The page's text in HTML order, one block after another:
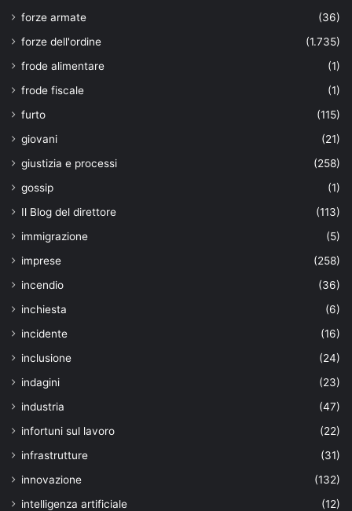
forze armate
(36)
forze dell'ordine
(1.735)
frode alimentare
(1)
frode fiscale
(1)
furto
(115)
giovani
(21)
giustizia e processi
(258)
gossip
(1)
Il Blog del direttore
(113)
immigrazione
(5)
imprese
(258)
incendio
(36)
inchiesta
(6)
incidente
(16)
inclusione
(24)
indagini
(23)
industria
(47)
infortuni sul lavoro
(22)
infrastrutture
(31)
innovazione
(132)
intelligenza artificiale
(12)